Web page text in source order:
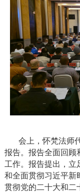
会上，怀梵法师
报告。报告全面回顾
工作。报告提出，立
和全面贯彻习近平新
贯彻党的二十大和二